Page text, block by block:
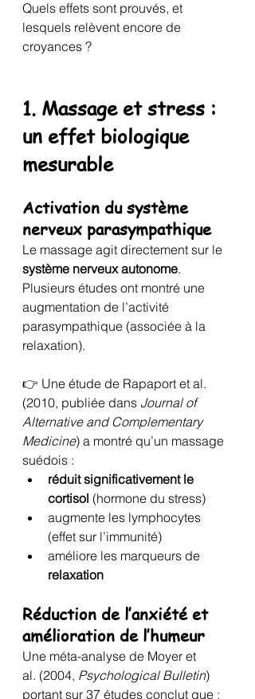
Quels effets sont prouvés, et
lesquels relèvent encore de
croyances ?
1. Massage et stress :
un effet biologique
mesurable
Activation du système
nerveux parasympathique
Le massage agit directement sur le
système nerveux autonome.
Plusieurs études ont montré une
augmentation de l’activité
parasympathique (associée à la
relaxation).
👉 Une étude de Rapaport et al.
(2010, publiée dans Journal of
Alternative and Complementary
Medicine) a montré qu’un massage
suédois :
réduit significativement le
cortisol (hormone du stress)
augmente les lymphocytes
(effet sur l’immunité)
améliore les marqueurs de
relaxation
Réduction de l’anxiété et
amélioration de l’humeur
Une méta-analyse de Moyer et
al. (2004, Psychological Bulletin)
portant sur 37 études conclut que :